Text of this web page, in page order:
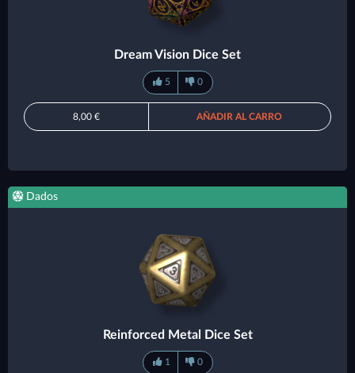
Dream Vision Dice Set
5 0
8,00 € AÑADIR AL CARRO
Dados
Reinforced Metal Dice Set
1 0